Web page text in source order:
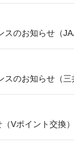
のお知らせ（JA
のお知らせ（三
Vポイント交換）